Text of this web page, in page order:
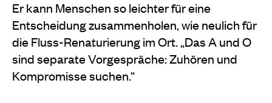
Er kann Menschen so leichter für eine
Entscheidung zusammenholen, wie neulich für
die Fluss-Renaturierung im Ort. „Das A und O
sind separate Vorgespräche: Zuhören und
Kompromisse suchen.“